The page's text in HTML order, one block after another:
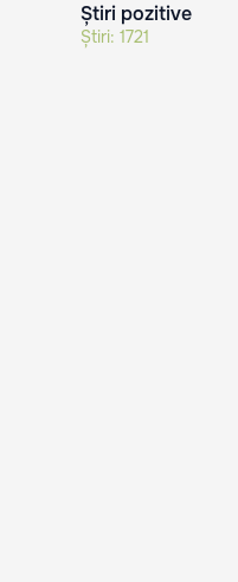
Știri pozitive
Știri: 1721